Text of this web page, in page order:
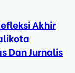
Akhir
Dan Jurnalis